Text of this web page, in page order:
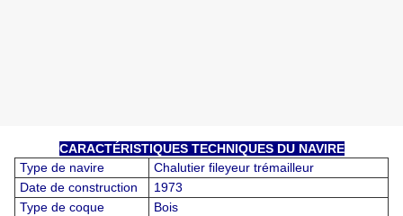
CARACTÉRISTIQUES TECHNIQUES DU NAVIRE
Type de navire
Chalutier fileyeur trémailleur
Date de construction
1973
Type de coque
Bois